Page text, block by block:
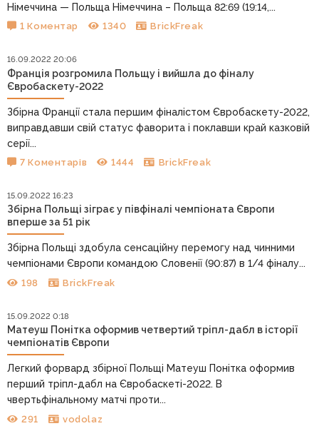
Німеччина — Польща Німеччина – Польща 82:69 (19:14,...
1 Коментар 1340 BrickFreak
16.09.2022 20:06
Франція розгромила Польщу і вийшла до фіналу
Євробаскету-2022
Збірна Франції стала першим фіналістом Євробаскету-2022,
виправдавши свій статус фаворита і поклавши край казковій
серії...
7 Коментарів 1444 BrickFreak
15.09.2022 16:23
Збірна Польщі зіграє у півфіналі чемпіоната Європи
вперше за 51 рік
Збірна Польщі здобула сенсаційну перемогу над чинними
чемпіонами Європи командою Словенії (90:87) в 1/4 фіналу...
198 BrickFreak
15.09.2022 0:18
Матеуш Понітка оформив четвертий тріпл-дабл в історії
чемпіонатів Європи
Легкий форвард збірної Польщі Матеуш Понітка оформив
перший тріпл-дабл на Євробаскеті-2022. В
чвертьфінальному матчі проти...
291 vodolaz